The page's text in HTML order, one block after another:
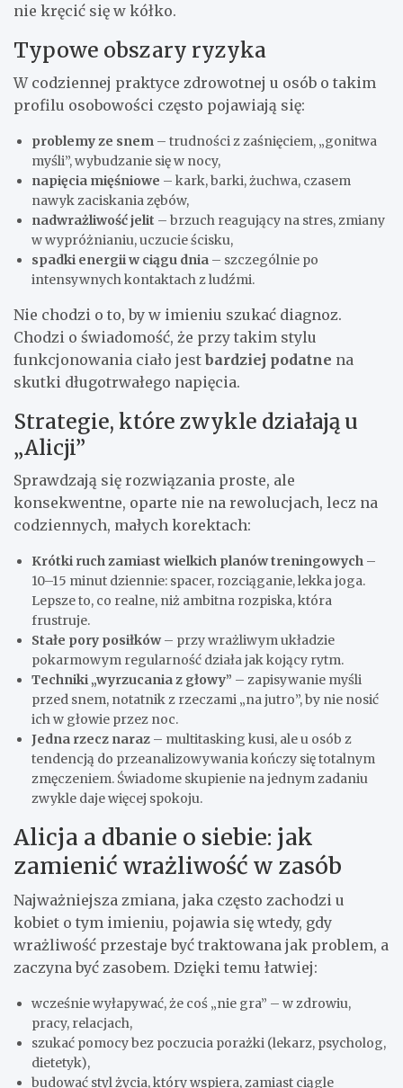
nie kręcić się w kółko.
Typowe obszary ryzyka
W codziennej praktyce zdrowotnej u osób o takim
profilu osobowości często pojawiają się:
problemy ze snem – trudności z zaśnięciem, „gonitwa
myśli”, wybudzanie się w nocy,
napięcia mięśniowe – kark, barki, żuchwa, czasem
nawyk zaciskania zębów,
nadwrażliwość jelit – brzuch reagujący na stres, zmiany
w wypróżnianiu, uczucie ścisku,
spadki energii w ciągu dnia – szczególnie po
intensywnych kontaktach z ludźmi.
Nie chodzi o to, by w imieniu szukać diagnoz.
Chodzi o świadomość, że przy takim stylu
funkcjonowania ciało jest bardziej podatne na
skutki długotrwałego napięcia.
Strategie, które zwykle działają u
„Alicji”
Sprawdzają się rozwiązania proste, ale
konsekwentne, oparte nie na rewolucjach, lecz na
codziennych, małych korektach:
Krótki ruch zamiast wielkich planów treningowych –
10–15 minut dziennie: spacer, rozciąganie, lekka joga.
Lepsze to, co realne, niż ambitna rozpiska, która
frustruje.
Stałe pory posiłków– przy wrażliwym układzie
pokarmowym regularność działa jak kojący rytm.
Techniki „wyrzucania z głowy” – zapisywanie myśli
przed snem, notatnik z rzeczami „na jutro”, by nie nosić
ich w głowie przez noc.
Jedna rzecz naraz – multitasking kusi, ale u osób z
tendencją do przeanalizowywania kończy się totalnym
zmęczeniem. Świadome skupienie na jednym zadaniu
zwykle daje więcej spokoju.
Alicja a dbanie o siebie: jak
zamienić wrażliwość w zasób
Najważniejsza zmiana, jaka często zachodzi u
kobiet o tym imieniu, pojawia się wtedy, gdy
wrażliwość przestaje być traktowana jak problem, a
zaczyna być zasobem. Dzięki temu łatwiej:
wcześnie wyłapywać, że coś „nie gra” – w zdrowiu,
pracy, relacjach,
szukać pomocy bez poczucia porażki (lekarz, psycholog,
dietetyk),
budować styl życia, który wspiera, zamiast ciągle